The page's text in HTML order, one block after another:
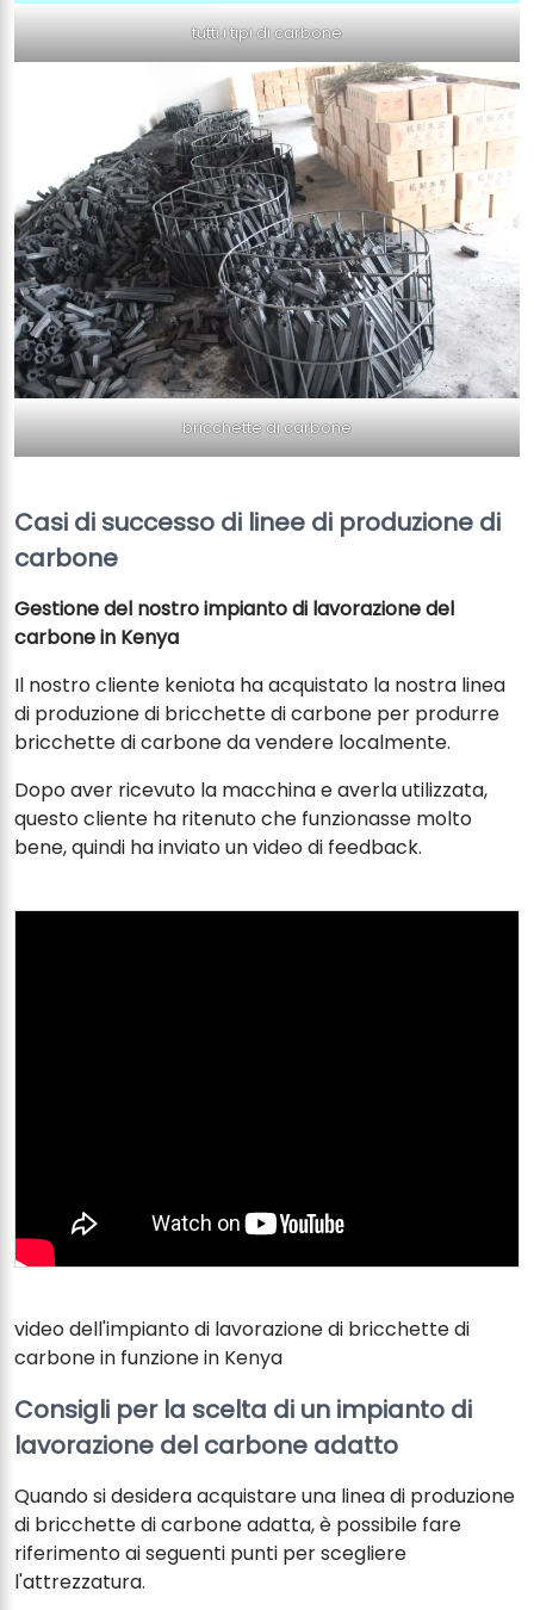
tutti i tipi di carbone
bricchette di carbone
Casi di successo di linee di produzione di
carbone
Gestione del nostro impianto di lavorazione del
carbone in Kenya
Il nostro cliente keniota ha acquistato la nostra linea
di produzione di bricchette di carbone per produrre
bricchette di carbone da vendere localmente.
Dopo aver ricevuto la macchina e averla utilizzata,
questo cliente ha ritenuto che funzionasse molto
bene, quindi ha inviato un video di feedback.
video dell'impianto di lavorazione di bricchette di
carbone in funzione in Kenya
Consigli per la scelta di un impianto di
lavorazione del carbone adatto
Quando si desidera acquistare una linea di produzione
di bricchette di carbone adatta, è possibile fare
riferimento ai seguenti punti per scegliere
l'attrezzatura.